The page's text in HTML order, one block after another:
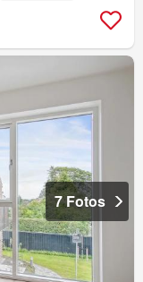
7 Fotos